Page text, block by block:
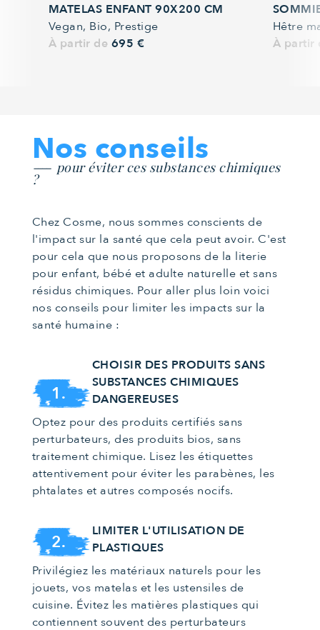
MATELAS ENFANT 90X200 CM
Vegan, Bio, Prestige
À partir de 695 €
Hêtre
À partir
Nos conseils
pour éviter ces substances chimiques
?
Chez Cosme, nous sommes conscients de
l'impact sur la santé que cela peut avoir. C'est
pour cela que nous proposons de la literie
pour enfant, bébé et adulte naturelle et sans
résidus chimiques. Pour aller plus loin voici
nos conseils pour limiter les impacts sur la
santé humaine :
1.
CHOISIR DES PRODUITS SANS
SUBSTANCES CHIMIQUES
DANGEREUSES
Optez pour des produits certifiés sans
perturbateurs, des produits bios, sans
traitement chimique. Lisez les étiquettes
attentivement pour éviter les parabènes, les
phtalates et autres composés nocifs.
2.
LIMITER L'UTILISATION DE
PLASTIQUES
Privilégiez les matériaux naturels pour les
jouets, vos matelas et les ustensiles de
cuisine. Évitez les matières plastiques qui
contiennent souvent des perturbateurs